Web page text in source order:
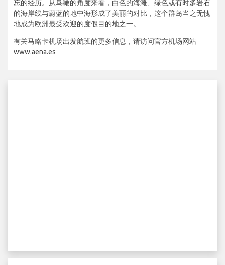
忘的经历。从鸟瞰的角度来看，白色的海滩、绿色或有时多岩石
的海岸线与蔚蓝的地中海形成了美丽的对比，这个群岛当之无愧
地成为欧洲最受欢迎的度假目的地之一。
有关马略卡机场出发航班的更多信息，请访问官方机场网站
www.aena.es